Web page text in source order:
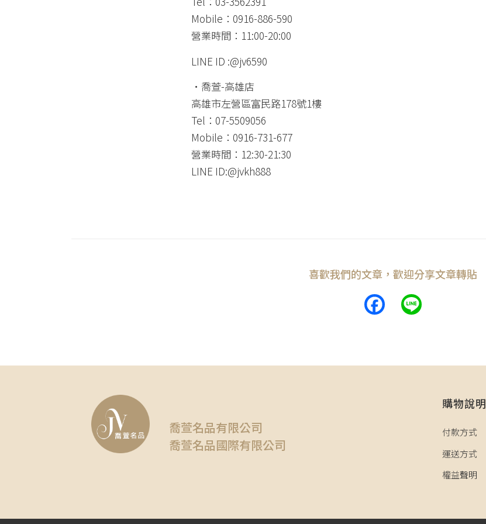
Mobile：0916-886-590
營業時間：11:00-20:00
LINE ID :@jv6590
• 喬萱-高雄店
高雄市左營區富民路178號1樓
Tel：07-5509056
Mobile：0916-731-677
營業時間：12:30-21:30
LINE ID:@jvkh888
喜歡我們的文章，歡迎分享文章轉貼
Facebook
喬萱名品有限公司
喬萱名品國際有限公司
購物說明
付款方式
運送方式
權益聲明